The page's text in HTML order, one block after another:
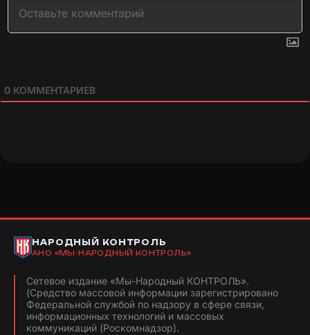
0 КОММЕНТАРИЕВ
НАРОДНЫЙ КОНТРОЛЬ
АНО «МЫ-НАРОДНЫЙ КОНТРОЛЬ»
Сетевое издание «Мы-Народный КОНТРОЛЬ».
(Средство массовой информации зарегистрировано
Федеральной службой по надзору в сфере связи,
информационных технологий и массовых
коммуникаций (Роскомнадзор).